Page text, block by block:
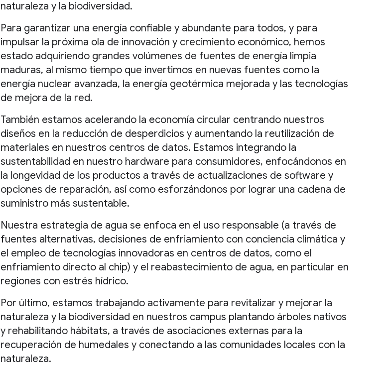
naturaleza y la biodiversidad.
Para garantizar una energía confiable y abundante para todos, y para
impulsar la próxima ola de innovación y crecimiento económico, hemos
estado adquiriendo grandes volúmenes de fuentes de energía limpia
maduras, al mismo tiempo que invertimos en nuevas fuentes como la
energía nuclear avanzada, la energía geotérmica mejorada y las tecnologías
de mejora de la red.
También estamos acelerando la economía circular centrando nuestros
diseños en la reducción de desperdicios y aumentando la reutilización de
materiales en nuestros centros de datos. Estamos integrando la
sustentabilidad en nuestro hardware para consumidores, enfocándonos en
la longevidad de los productos a través de actualizaciones de software y
opciones de reparación, así como esforzándonos por lograr una cadena de
suministro más sustentable.
Nuestra estrategia de agua se enfoca en el uso responsable (a través de
fuentes alternativas, decisiones de enfriamiento con conciencia climática y
el empleo de tecnologías innovadoras en centros de datos, como el
enfriamiento directo al chip) y el reabastecimiento de agua, en particular en
regiones con estrés hídrico.
Por último, estamos trabajando activamente para revitalizar y mejorar la
naturaleza y la biodiversidad en nuestros campus plantando árboles nativos
y rehabilitando hábitats, a través de asociaciones externas para la
recuperación de humedales y conectando a las comunidades locales con la
naturaleza.